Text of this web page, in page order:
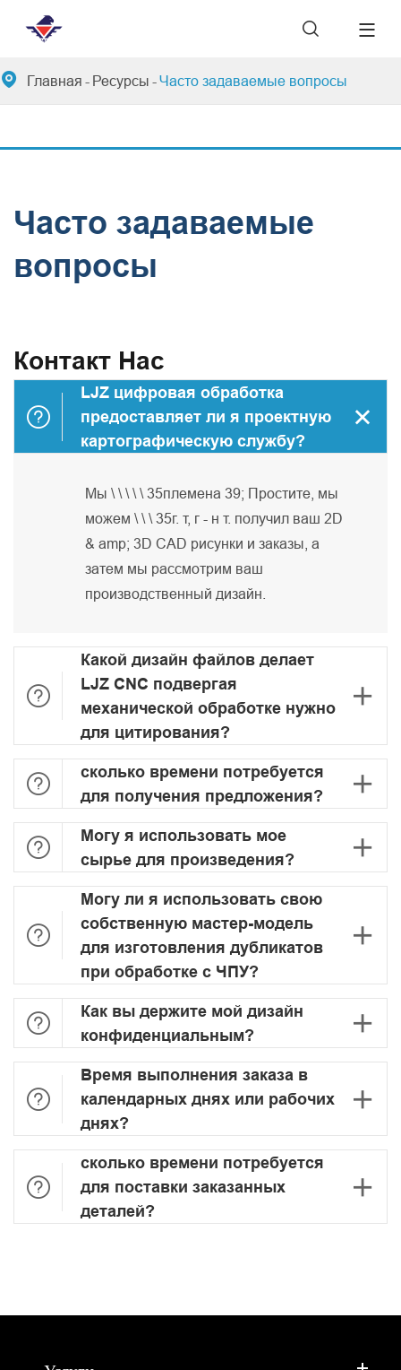

 Главная Ресурсы Часто задаваемые вопросы
Часто задаваемые
вопросы
Контакт Нас

LJZ цифровая обработка
предоставляет ли я проектную
картографическую службу?

Мы \ \ \ \ \ 35племена 39; Простите, мы
можем \ \ \ 35г. т, г - н т. получил ваш 2D
& amp; 3D CAD рисунки и заказы, а
затем мы рассмотрим ваш
производственный дизайн.

Какой дизайн файлов делает
LJZ CNC подвергая
механической обработке нужно
для цитирования?


сколько времени потребуется
для получения предложения?


Могу я использовать мое
сырье для произведения?


Могу ли я использовать свою
собственную мастер-модель
для изготовления дубликатов
при обработке с ЧПУ?


Как вы держите мой дизайн
конфиденциальным?


Время выполнения заказа в
календарных днях или рабочих
днях?


сколько времени потребуется
для поставки заказанных
деталей?
